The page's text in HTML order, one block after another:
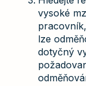
vysoké
lze
dotyčný